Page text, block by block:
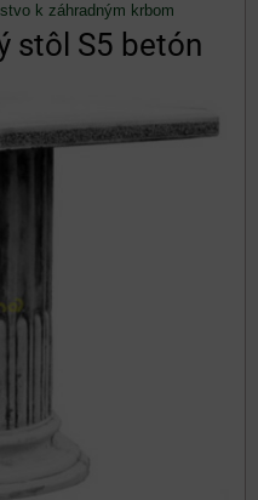
k záhradným krbom
stôl S5 betón